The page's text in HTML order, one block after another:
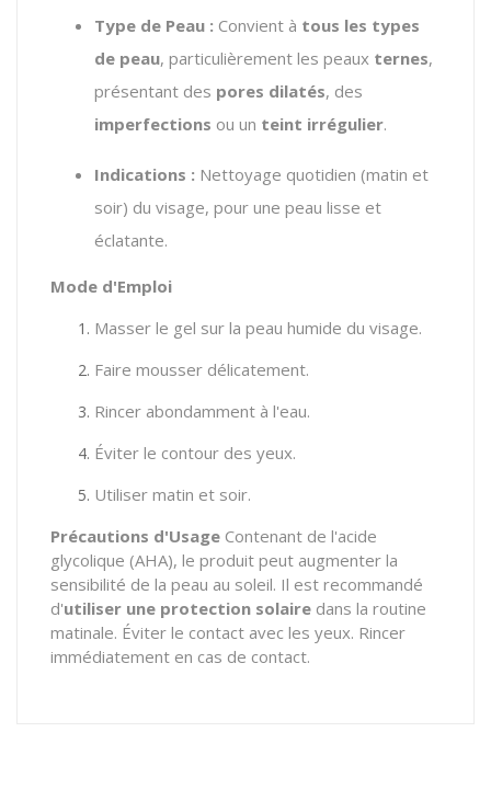
Type de Peau : Convient à tous les types
de peau, particulièrement les peaux ternes,
présentant des pores dilatés, des
imperfections ou un teint irrégulier.
Indications : Nettoyage quotidien (matin et
soir) du visage, pour une peau lisse et
éclatante.
Mode d'Emploi
Masser le gel sur la peau humide du visage.
Faire mousser délicatement.
Rincer abondamment à l'eau.
Éviter le contour des yeux.
Utiliser matin et soir.
Précautions d'Usage Contenant de l'acide
glycolique (AHA), le produit peut augmenter la
sensibilité de la peau au soleil. Il est recommandé
d'utiliser une protection solaire dans la routine
matinale. Éviter le contact avec les yeux. Rincer
immédiatement en cas de contact.